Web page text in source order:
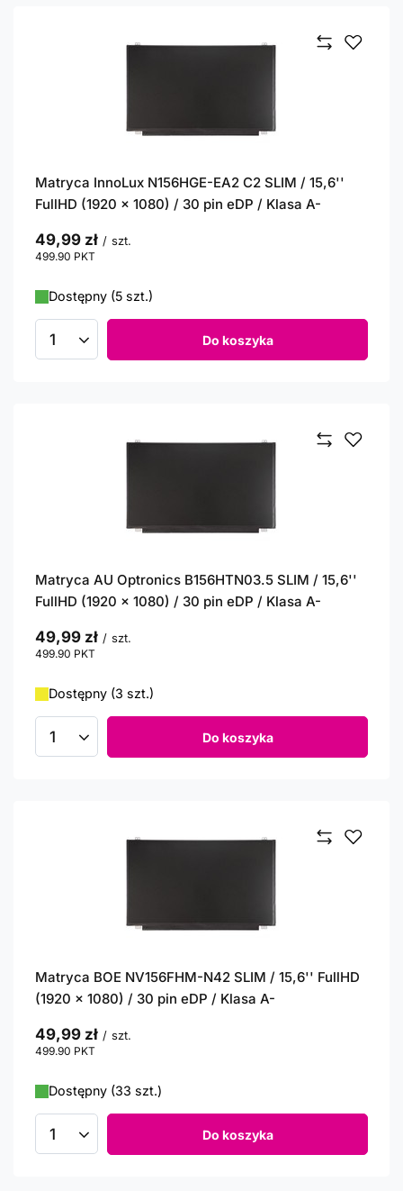
Matryca InnoLux N156HGE-EA2 C2 SLIM / 15,6''
FullHD (1920 x 1080) / 30 pin eDP / Klasa A-
49,99 zł / szt.
499.90 PKT
Dostępny (5 szt.)
Ilość produktów Do koszyka
Matryca AU Optronics B156HTN03.5 SLIM / 15,6''
FullHD (1920 x 1080) / 30 pin eDP / Klasa A-
49,99 zł / szt.
499.90 PKT
Dostępny (3 szt.)
Ilość produktów Do koszyka
Matryca BOE NV156FHM-N42 SLIM / 15,6'' FullHD
(1920 x 1080) / 30 pin eDP / Klasa A-
49,99 zł / szt.
499.90 PKT
Dostępny (33 szt.)
Ilość produktów Do koszyka